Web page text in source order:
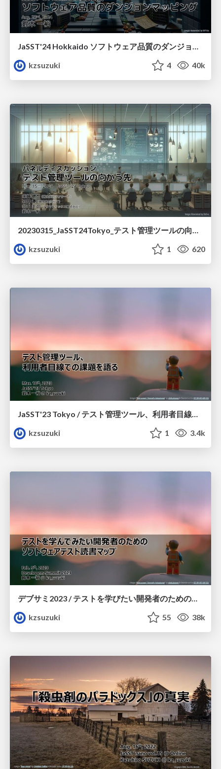
kzsuzuki
4 40k
20230315_JaSST24Tokyo_テスト管理ツールの向かう先
kzsuzuki
1 620
JaSST'23 Tokyo / テスト管理ツール、利用者目線での課題を語る
kzsuzuki
1 3.4k
デブサミ2023 / テストを学びたい開発者のためのソフトウェアテスト読書マップ / Software Testing Reading Map for Developers
kzsuzuki
55 38k